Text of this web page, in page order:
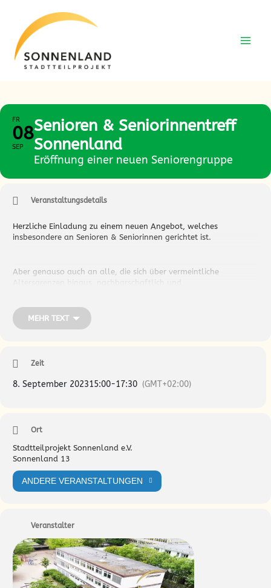
Inhalt
springen
Inhalt
springen
FR
08
SEP
Senioren & Seniorinnentreff
Sonnenland
Eröffnung einer neuen Seniorengruppe
Veranstaltungsdetails
Herzliche Einladung zu einem neuen Angebot, welches
insbesondere an Senioren & Seniorinnen gerichtet ist.
Aber genauso auch an alle, die sich über vermeintliche
Altersgrenzen hinaus, nachbarschaftlich und
Wir freuen uns voneinander zu lernen und dieses Angebot
MEHR TEXT
Zeit
8. September 202315:00-17:30 (GMT+02:00)
Ort
Stadtteilprojekt Sonnenland e.V.
Sonnenland 13
ANDERE VERANSTALTUNGEN
Veranstalter